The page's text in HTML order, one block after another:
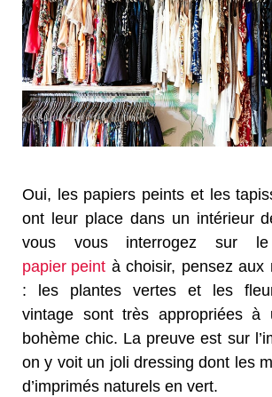
Oui, les papiers peints et les
ont leur place dans un intérieur
vous vous interrogez sur
papier peint à choisir, pensez aux
: les plantes vertes et les
vintage sont très appropriées à
bohème chic. La preuve est sur
on y voit un joli dressing dont les
d’imprimés naturels en vert.